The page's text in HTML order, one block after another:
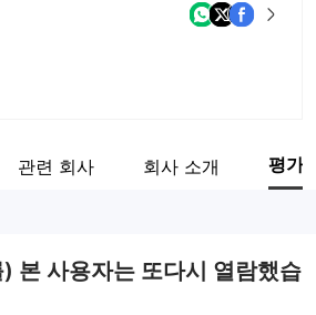
관련 회사 회사 소개 평가
본 사용자는 또다시 열람했습